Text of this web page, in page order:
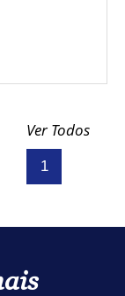
Ver Todos
1